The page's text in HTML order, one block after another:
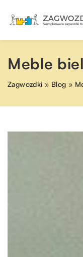
Meble
Zagwozdki » Blog »